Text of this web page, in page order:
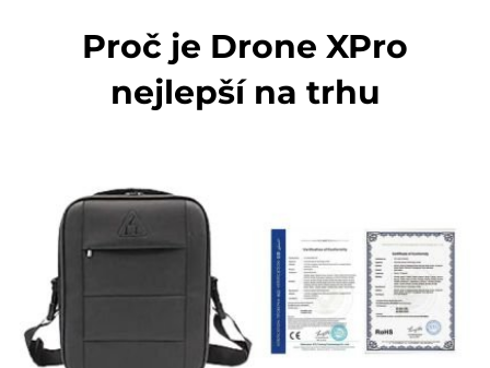
Proč je Drone XPro
nejlepší na trhu